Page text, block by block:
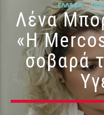
ΕΛΛΆΔΑ
Λένα
«Η
σοβαρά